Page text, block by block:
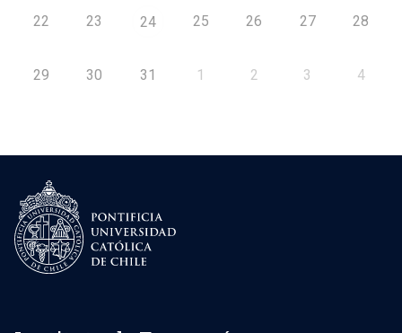
22 23 24 25 26 27 28
29 30 31 1 2 3 4